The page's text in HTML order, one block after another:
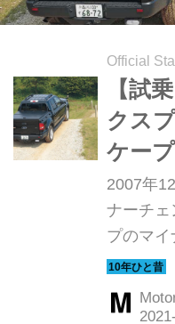
Official
【試
クス
ケー
心し
【10
2007年
ナーチェ
プのマ
ードジャ
フロー
した。